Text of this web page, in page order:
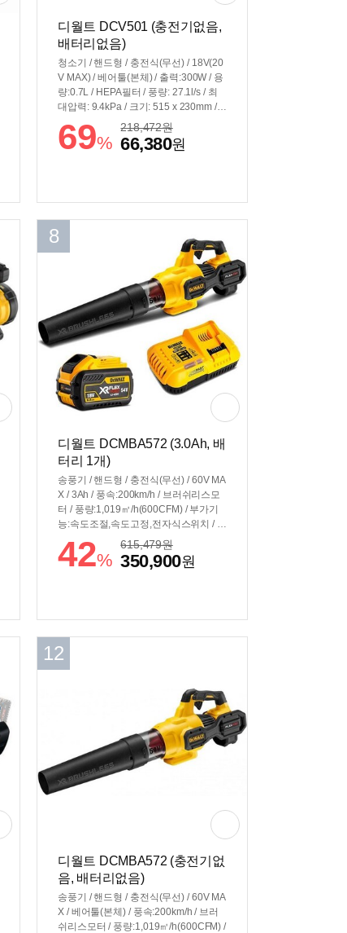
디월트 DCV501 (충전기없음,
배터리없음)
청소기 / 핸드형 / 충전식(무선) / 18V(20
V MAX) / 베어툴(본체) / 출력:300W / 용
량:0.7L / HEPA필터 / 풍량: 27.1l/s / 최
대압력: 9.4kPa / 크기: 515 x 230mm /
69%
218,472원
66,380원
8
디월트 DCMBA572 (3.0Ah, 배
터리 1개)
송풍기 / 핸드형 / 충전식(무선) / 60V MA
X / 3Ah / 풍속:200km/h / 브러쉬리스모
터 / 풍량:1,019㎥/h(600CFM) / 부가기
능:속도조절,속도고정,전자식스위치 / 플
렉스볼트 / 무게: 3.1kg
42%
615,479원
350,900원
12
디월트 DCMBA572 (충전기없
음, 배터리없음)
송풍기 / 핸드형 / 충전식(무선) / 60V MA
X / 베어툴(본체) / 풍속:200km/h / 브러
쉬리스모터 / 풍량:1,019㎥/h(600CFM) /